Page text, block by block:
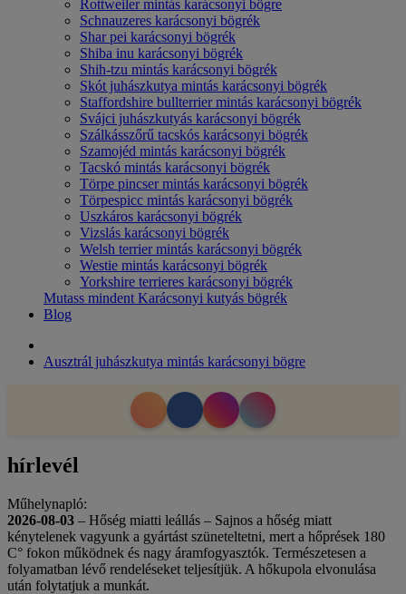
Rottweiler mintás karácsonyi bögre
Schnauzeres karácsonyi bögrék
Shar pei karácsonyi bögrék
Shiba inu karácsonyi bögrék
Shih-tzu mintás karácsonyi bögrék
Skót juhászkutya mintás karácsonyi bögrék
Staffordshire bullterrier mintás karácsonyi bögrék
Svájci juhászkutyás karácsonyi bögrék
Szálkásszőrű tacskós karácsonyi bögrék
Szamojéd mintás karácsonyi bögrék
Tacskó mintás karácsonyi bögrék
Törpe pincser mintás karácsonyi bögrék
Törpespicc mintás karácsonyi bögrék
Uszkáros karácsonyi bögrék
Vizslás karácsonyi bögrék
Welsh terrier mintás karácsonyi bögrék
Westie mintás karácsonyi bögrék
Yorkshire terrieres karácsonyi bögrék
Mutass mindent Karácsonyi kutyás bögrék
Blog
Ausztrál juhászkutya mintás karácsonyi bögre
hírlevél
Műhelynapló:
2026-08-03 – Hőség miatti leállás – Sajnos a hőség miatt
kénytelenek vagyunk a gyártást szüneteltetni, mert a hőprések 180
C° fokon működnek és nagy áramfogyasztók. Természetesen a
folyamatban lévő rendeléseket teljesítjük. A hőkupola elvonulása
után folytatjuk a munkát.